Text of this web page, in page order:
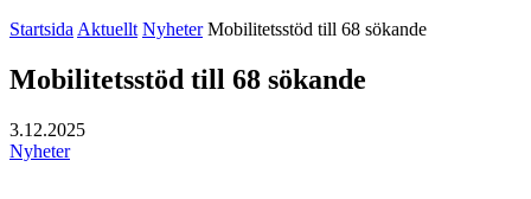
Startsida Aktuellt Nyheter Mobilitetsstöd till 68 sökande
Mobilitetsstöd till 68 sökande
3.12.2025
Nyheter